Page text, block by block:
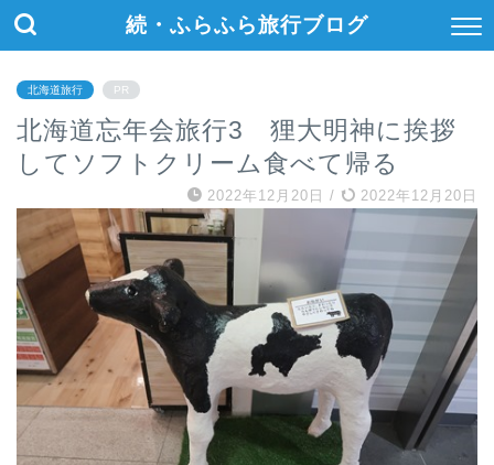
続・ふらふら旅行ブログ
北海道旅行 PR
北海道忘年会旅行3 狸大明神に挨拶
してソフトクリーム食べて帰る
2022年12月20日 / 2022年12月20日